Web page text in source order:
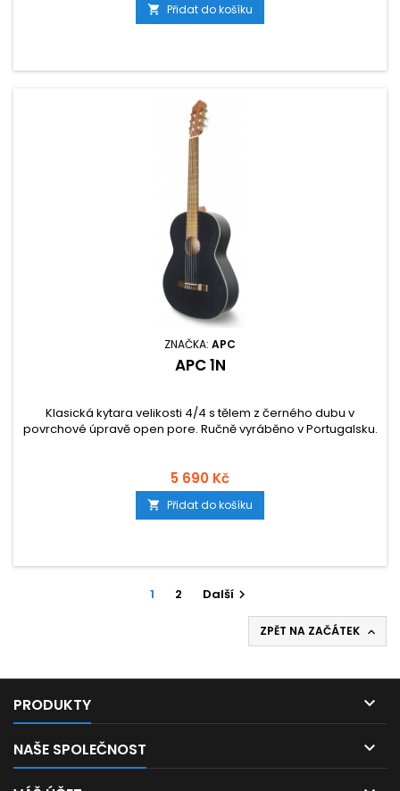
 Přidat do košíku
ZNAČKA: APC
APC 1N
Klasická kytara velikosti 4/4 s tělem z černého dubu v
povrchové úpravě open pore. Ručně vyráběno v Portugalsku.
5 690 Kč
 Přidat do košíku
1 2 Další 
ZPĚT NA ZAČÁTEK 
PRODUKTY 
NAŠE SPOLEČNOST 